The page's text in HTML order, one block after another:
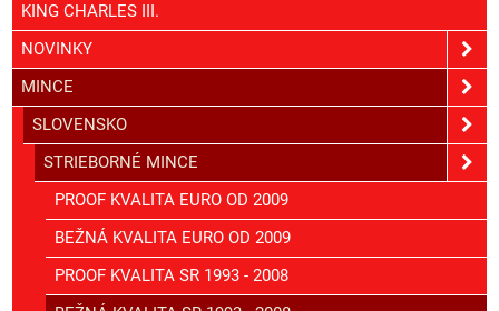
KING CHARLES III.
NOVINKY
MINCE
SLOVENSKO
STRIEBORNÉ MINCE
PROOF KVALITA EURO OD 2009
BEŽNÁ KVALITA EURO OD 2009
PROOF KVALITA SR 1993 - 2008